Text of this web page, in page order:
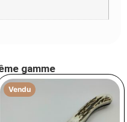
gamme
Vendu